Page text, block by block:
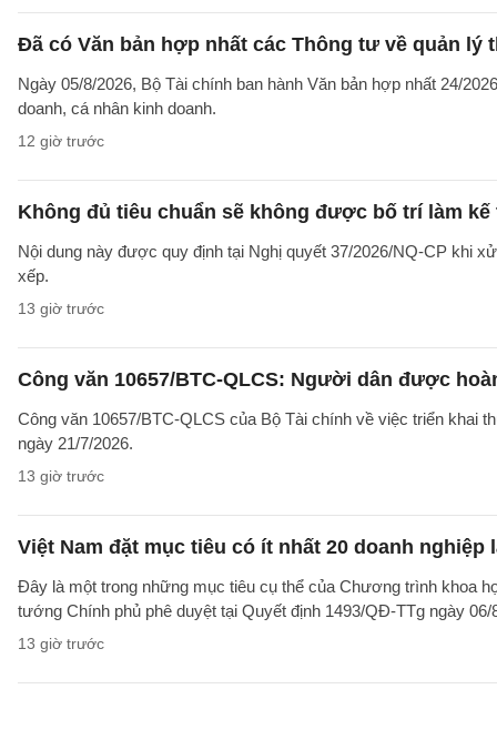
Đã có Văn bản hợp nhất các Thông tư về quản lý
Ngày 05/8/2026, Bộ Tài chính ban hành Văn bản hợp nhất 24/
doanh, cá nhân kinh doanh.
12 giờ trước
Không đủ tiêu chuẩn sẽ không được bố trí làm
Nội dung này được quy định tại Nghị quyết 37/2026/NQ-CP khi
xếp.
13 giờ trước
Công văn 10657/BTC-QLCS: Người dân được
Công văn 10657/BTC-QLCS của Bộ Tài chính về việc triển khai
ngày 21/7/2026.
13 giờ trước
Việt Nam đặt mục tiêu có ít nhất 20 doanh
Đây là một trong những mục tiêu cụ thể của Chương trình khoa
tướng Chính phủ phê duyệt tại Quyết định 1493/QĐ-TTg ngày
13 giờ trước